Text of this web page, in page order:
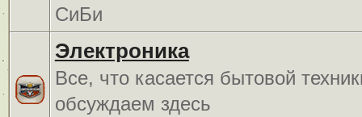
СиБи
Электроника
Все, что касается бытовой
обсуждаем здесь